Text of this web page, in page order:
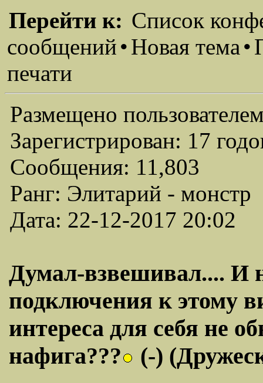
Перейти к: Список
сообщений•Новая тема•
печати
Размещено
Зарегистрирован: 17
Сообщения: 11,803
Ранг: Элитарий - монстр
Дата: 22-12-2017 20:02
Думал-взвешивал.... И
подключения к этому
интереса для себя не
нафига???
(-)